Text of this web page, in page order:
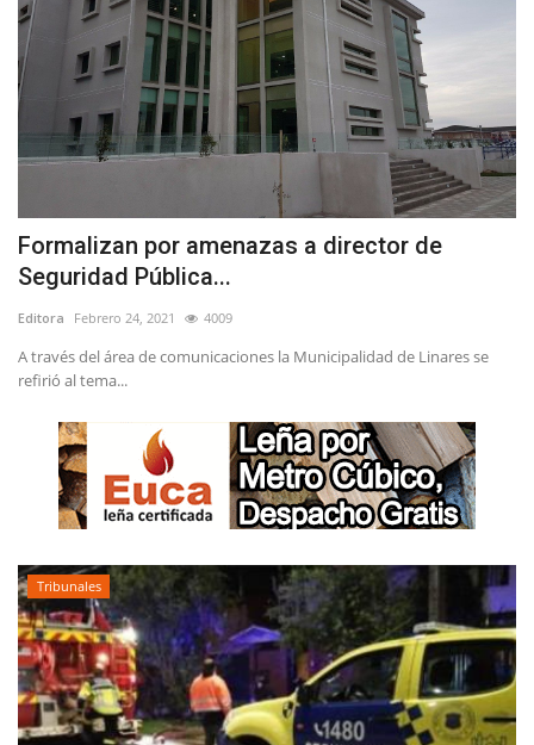
Formalizan por amenazas a director de
Seguridad Pública...
Editora Febrero 24, 2021 4009
A través del área de comunicaciones la Municipalidad de Linares se
refirió al tema...
Tribunales